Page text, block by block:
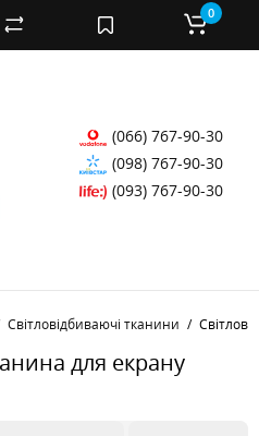
(066) 767-90-30
(098) 767-90-30
(093) 767-90-30
0
Світловідбиваючі тканини
для екрану